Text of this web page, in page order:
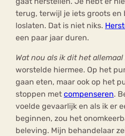
terug, terwijl je iets groots en
loslaten. Dat is niet niks.
een paar jaar duren.
Wat nou als ik dit het
worstelde hiermee. Op het
gaan eten, maar ook op het
stoppen met compenseren.
voelde gevaarlijk en als ik er
beginnen, zou het
beleving. Mijn behandelaar